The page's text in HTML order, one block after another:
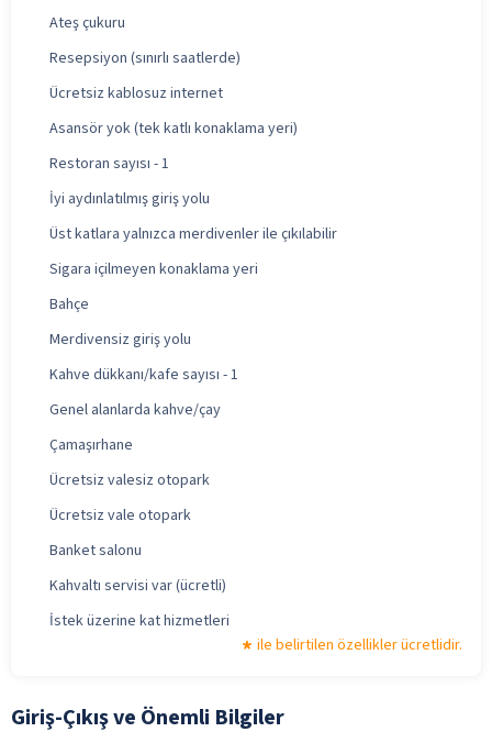
Ateş çukuru
Resepsiyon (sınırlı saatlerde)
Ücretsiz kablosuz internet
Asansör yok (tek katlı konaklama yeri)
Restoran sayısı - 1
İyi aydınlatılmış giriş yolu
Üst katlara yalnızca merdivenler ile çıkılabilir
Sigara içilmeyen konaklama yeri
Bahçe
Merdivensiz giriş yolu
Kahve dükkanı/kafe sayısı - 1
Genel alanlarda kahve/çay
Çamaşırhane
Ücretsiz valesiz otopark
Ücretsiz vale otopark
Banket salonu
Kahvaltı servisi var (ücretli)
İstek üzerine kat hizmetleri
ile belirtilen özellikler ücretlidir.
Giriş-Çıkış ve Önemli Bilgiler